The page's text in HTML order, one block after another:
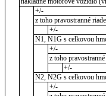
+/-
z toho pravostranné
+/-
N1, N1G s celkovou
+/-
z toho
+/-
N2, N2G s celkovou
+/-